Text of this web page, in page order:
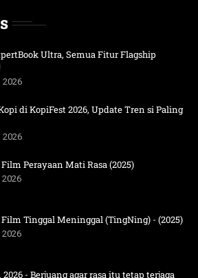
Ultra, Semua Fitur Flagship
2026
di KopiFest 2026, Update Tren si Paling
2026
Perayaan Mati Rasa (2025)
2026
Tinggal Meninggal (TingNing) - (2025)
2026
2026 - Berjuang agar rasa itu tetap terjaga